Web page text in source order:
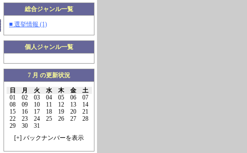
総合ジャンル一覧
■ 選挙情報 (1)
個人ジャンル一覧
7 月 の更新状況
日 月 火 水 木 金
土
01
02 03 04 05 06
07
08
09 10 11 12 13
14
15
16 17 18 19 20
21
22
23 24 25 26 27
28
29
30
31
[+] バックナンバーを表示